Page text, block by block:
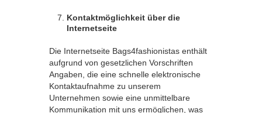
Kontaktmöglichkeit über die
Internetseite
Die Internetseite Bags4fashionistas enthält
aufgrund von gesetzlichen Vorschriften
Angaben, die eine schnelle elektronische
Kontaktaufnahme zu unserem
Unternehmen sowie eine unmittelbare
Kommunikation mit uns ermöglichen, was